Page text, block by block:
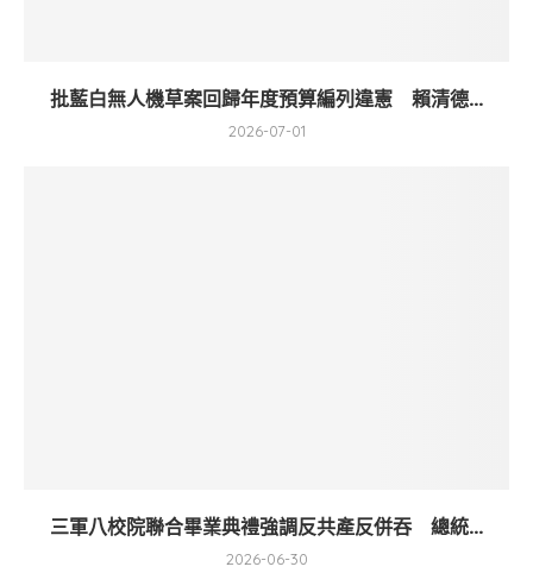
批藍白無人機草案回歸年度預算編列違憲 賴清德...
2026-07-01
三軍八校院聯合畢業典禮強調反共產反併吞 總統...
2026-06-30